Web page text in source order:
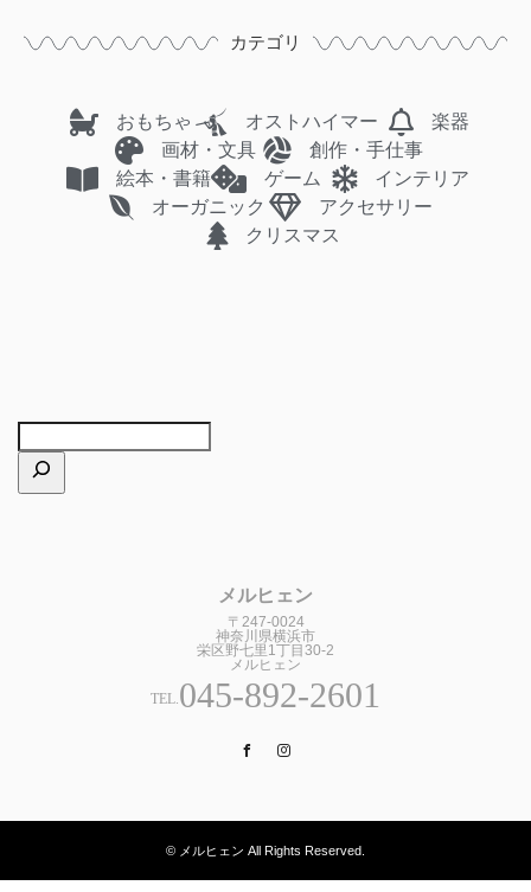
カテゴリ
おもちゃ オストハイマー
楽器
画材・文具
創作・手仕事
絵本・書籍
ゲーム
インテリア
オーガニック
アクセサリー
クリスマス
メルヒェン
〒247-0024
神奈川県横浜市
栄区野七里1丁目30-2
メルヒェン
TEL. 045-892-2601
Facebook
© メルヒェン All Rights Reserved.